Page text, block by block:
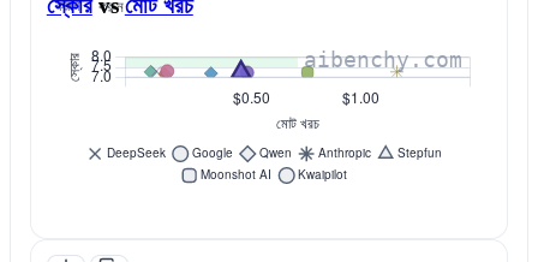
করুন
করুন
স্কোর vs মোট খরচ